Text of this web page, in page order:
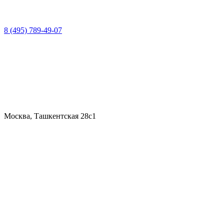
8 (495) 789-49-07
Москва, Ташкентская 28с1